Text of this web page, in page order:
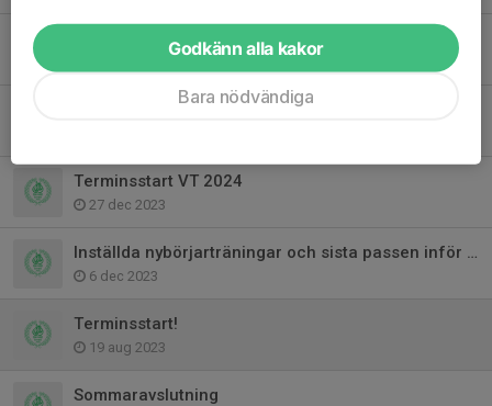
Inställt: Diplomtävling 9/3
Årsmöte 24/3 kl 14.00
Terminsstart VT 2024
27 dec 2023
Inställda nybörjarträningar och sista passen inför jul
6 dec 2023
Terminsstart!
19 aug 2023
Sommaravslutning
Godkänn alla kakor
Bara nödvändiga